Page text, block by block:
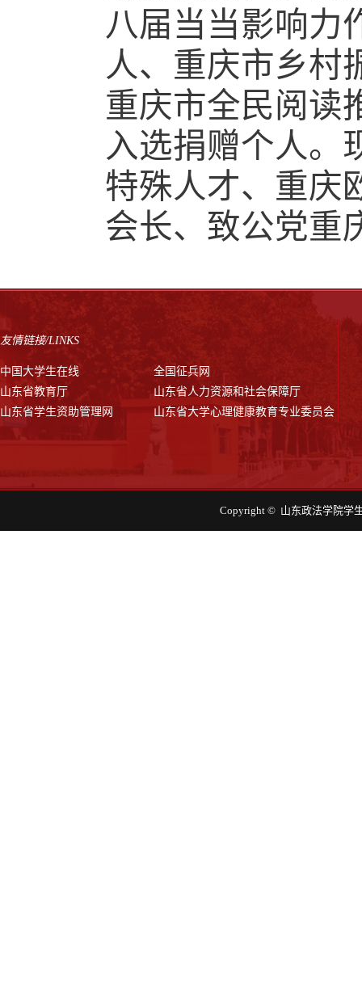
八届当当影响力
人、重庆市乡村
重庆市全民阅读
入选捐赠个人。
特殊人才、重庆
会长、致公党重
友情链接/LINKS
中国大学生在线
全国征兵网
山东省教育厅
山东省人力资源和社会保障厅
山东省学生资助管理网
山东省大学心理健康教育专业委员会
Copyright © 山东政法学院学